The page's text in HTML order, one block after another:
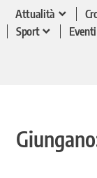
Attualità
Sport
Eventi